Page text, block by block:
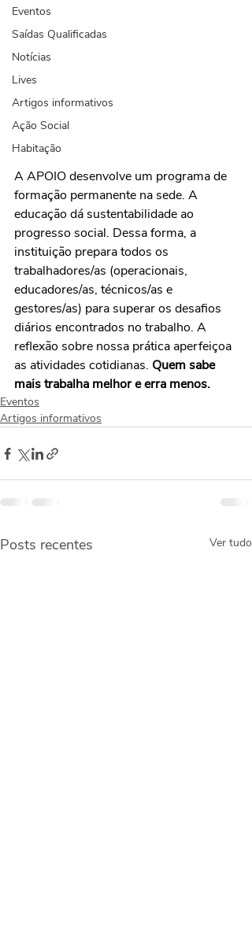
Eventos
Saídas Qualificadas
Notícias
Lives
Artigos informativos
Ação Social
Habitação
A APOIO desenvolve um programa de
formação permanente na sede. A
educação dá sustentabilidade ao
progresso social. Dessa forma, a
instituição prepara todos os
trabalhadores/as (operacionais,
educadores/as, técnicos/as e
gestores/as) para superar os desafios
diários encontrados no trabalho. A
reflexão sobre nossa prática aperfeiçoa
as atividades cotidianas. Quem sabe
mais trabalha melhor e erra menos.
Eventos
Artigos informativos
Posts recentes Ver tudo